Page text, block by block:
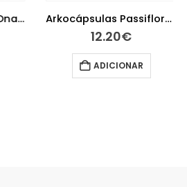
Arkocápsulas Óleo Onagra 50 cápsulas Arkocápsulas Passiflora Bio 45 cápsulas
12.20€
ADICIONAR